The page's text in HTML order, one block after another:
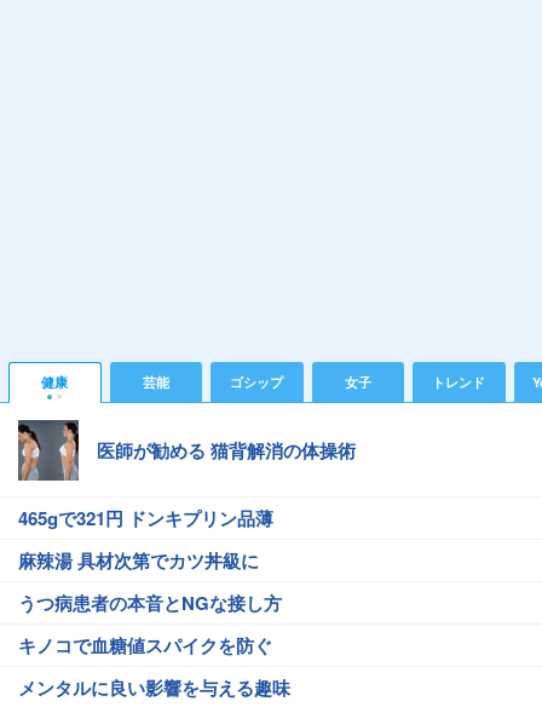
健康 芸能 ゴシップ 女子 トレンド
医師が勧める 猫背解消の体操術
465gで321円 ドンキプリン品薄
麻辣湯 具材次第でカツ丼級に
うつ病患者の本音とNGな接し方
キノコで血糖値スパイクを防ぐ
メンタルに良い影響を与える趣味